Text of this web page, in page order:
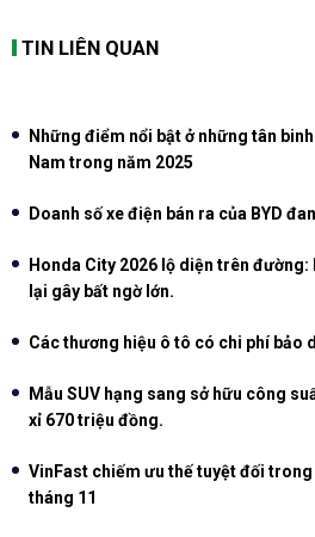
TIN LIÊN QUAN
Những điểm nổi bật ở những tân
Nam trong năm 2025
Doanh số xe điện bán ra của BYD
Honda City 2026 lộ diện trên
lại gây bất ngờ lớn.
Các thương hiệu ô tô có chi phí bảo
Mẫu SUV hạng sang sở hữu công
xỉ 670 triệu đồng.
VinFast chiếm ưu thế tuyệt đối
tháng 11